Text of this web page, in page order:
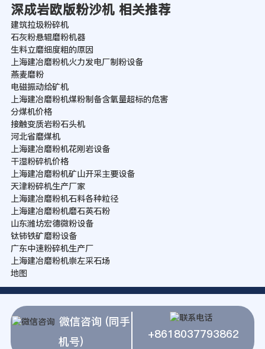
深成岩欧版粉沙机 相关推荐
建筑拉圾粉碎机
石灰粉悬辊磨粉机器
生料立磨细度粗的原因
上海建冶磨粉机火力发电厂制粉设备
燕麦磨粉
电磁振动给矿机
上海建冶磨粉机煤粉制备含氧量超标的危害
分煤机价格
接触变质岩粉石头机
河北省磨煤机
上海建冶磨粉机花刚岩设备
干湿粉碎机价格
上海建冶磨粉机矿山开采主要设备
天津粉碎机生产厂家
上海建冶磨粉机石料各种粒径
上海建冶磨粉机磨石英石粉
山东潍坊宏德微粉设备
钛铈铁矿磨粉设备
广东中速粉碎机生产厂
上海建冶磨粉机崇左采石场
地图
微信咨询 (同手
机号)
+8618037793862